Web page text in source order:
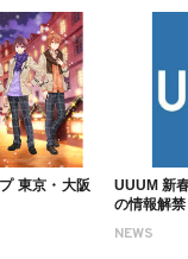
東京・大阪
NEWS
UUUM 新
の情報解禁